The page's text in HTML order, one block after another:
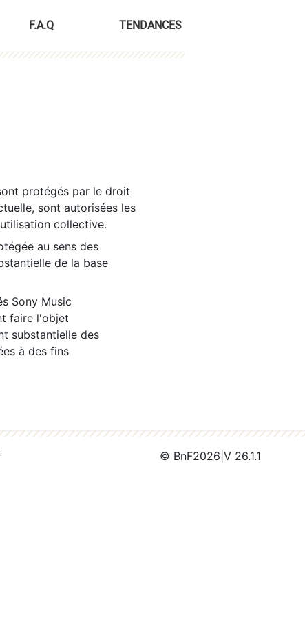
F.A.Q TENDANCES
protégés par le droit
sont autorisées les
collective.
au sens des
de la base
Sony Music
faire l'objet
substantielle des
à des fins
© BnF2026 V 26.1.1